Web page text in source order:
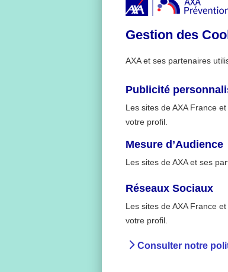
Accueil
Gestion des
AXA et ses partenaires
Publicité
Les sites de AXA France
votre profil.
Mesure d’Audience
Les sites de AXA et ses
Réseaux Sociaux
Les sites de AXA France
votre profil.
Consulter notre